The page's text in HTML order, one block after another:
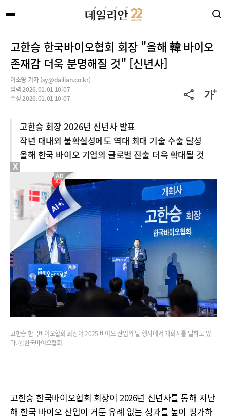
고한승 한국바이오협회 회장 "올해 韓 바이오
존재감 더욱 분명해질 것" [신년사]
이소영 기자 (sy@dailian.co.kr)
입력 2026.01.01 10:07
수정 2026.01.01 10:07
고한승 회장 2026년 신년사 발표
작년 대내외 불확실성에도 역대 최대 기술 수출 달성
올해 한국 바이오 기업의 글로벌 진출 더욱 확대될 것
고한승 한국바이오협회 회장이 2025 바이오 산업의 날 행사에서 개회사를 말하고 있
다. ⓒ한국바이오협회
고한승 한국바이오협회 회장이 2026년 신년사를 통해 지난
해 한국 바이오 산업이 거둔 유례 없는 성과를 높이 평가하
X